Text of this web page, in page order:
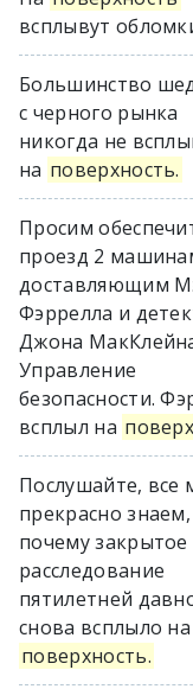
всплывут
Большинство
с черного рынка
никогда не
на поверхность.
Просим
проезд 2
доставляющим
Фэррелла и
Джона
Управление
безопасности.
всплыл на
Послушайте, все
прекрасно знаем,
почему закрытое
расследование
пятилетней
снова всплыло на
поверхность.